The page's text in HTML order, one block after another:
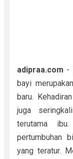
adipraa.com -
bayi
baru.
juga
terutama
pertumbuhan
yang teratur.